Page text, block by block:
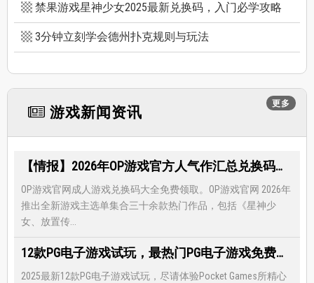
禁果游戏星神少女2025最新兑换码，入门必学攻略
3分钟立刻学会德州扑克规则与玩法
更多
游戏新闻资讯
【情报】2026年OP游戏官方人气作汇总兑换码大全，限时免费礼包领取-每月更新
OP游戏官网成人游戏兑换码大全免费领取。OP游戏官网 2026年
推出全新游戏主选单集合三十余款热门作品，包括《星神少
女、放置传...
12款PG电子游戏试玩，最热门PG电子游戏免费试玩，还有超多福利等著你
2025最新12款PG电子游戏试玩，尽请体验Pocket Games所精心